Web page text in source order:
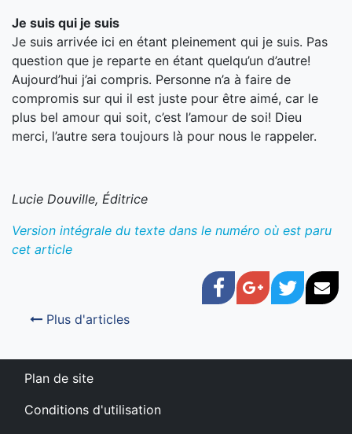
Je suis qui je suis
Je suis arrivée ici en étant pleinement qui je suis. Pas
question que je reparte en étant quelqu’un d’autre!
Aujourd’hui j’ai compris. Personne n’a à faire de
compromis sur qui il est juste pour être aimé, car le
plus bel amour qui soit, c’est l’amour de soi! Dieu
merci, l’autre sera toujours là pour nous le rappeler.
Lucie Douville, Éditrice
Version intégrale du texte dans le numéro où est paru
cet article
Facebook
Google+
Twitter
Plus d'articles
Plan de site
Conditions d'utilisation